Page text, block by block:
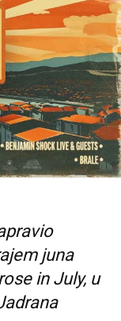
juna
in July, u